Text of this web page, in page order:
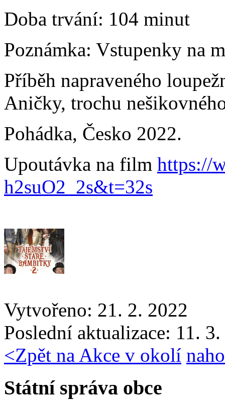
Doba trvání: 104 minut
Poznámka: Vstupenky na
Příběh napraveného
Aničky, trochu
Pohádka, Česko 2022.
Upoutávka na film https://
h2suO2_2s&t=32s
Vytvořeno: 21. 2. 2022
Poslední aktualizace: 11.
<Zpět na Akce v okolí
Státní správa obce